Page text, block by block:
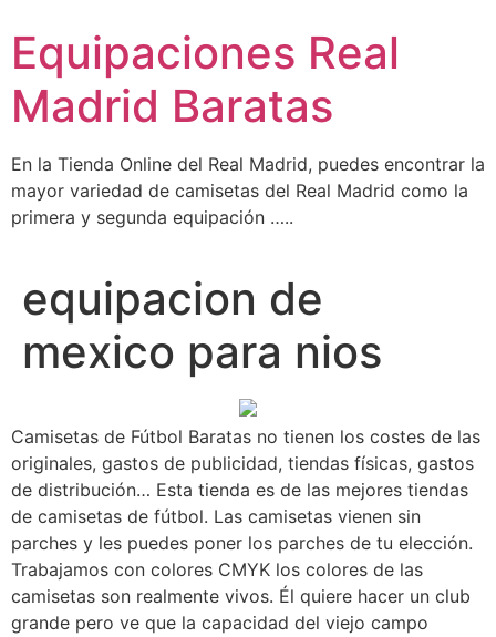
contenido
Equipaciones Real
Madrid Baratas
En la Tienda Online del Real Madrid, puedes encontrar la
mayor variedad de camisetas del Real Madrid como la
primera y segunda equipación …..
equipacion de
mexico para nios
Camisetas de Fútbol Baratas no tienen los costes de las
originales, gastos de publicidad, tiendas físicas, gastos
de distribución… Esta tienda es de las mejores tiendas
de camisetas de fútbol. Las camisetas vienen sin
parches y les puedes poner los parches de tu elección.
Trabajamos con colores CMYK los colores de las
camisetas son realmente vivos. Él quiere hacer un club
grande pero ve que la capacidad del viejo campo